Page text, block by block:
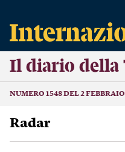
Il diario della
NUMERO 1548 DEL 2
Radar